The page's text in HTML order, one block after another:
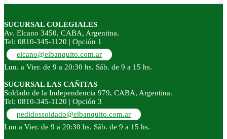
SUCURSAL COLEGIALES
Av. Elcano 3450, CABA, Argentina.
Tel: 0810-345-1120 | Opción 1
elcano@elbanquito.com.ar
Lun. a Vier. de 9 a 20:30 hs. Sáb. de 9 a 15 hs.
SUCURSAL LAS CAÑITAS
Soldado de la Independencia 979, CABA, Argentina.
Tel: 0810-345-1120 | Opción 3
pedidossoldado@elbanquito.com.ar
Lun a Vier. de 9 a 20:30 hs. Sáb. de 9 a 15 hs.